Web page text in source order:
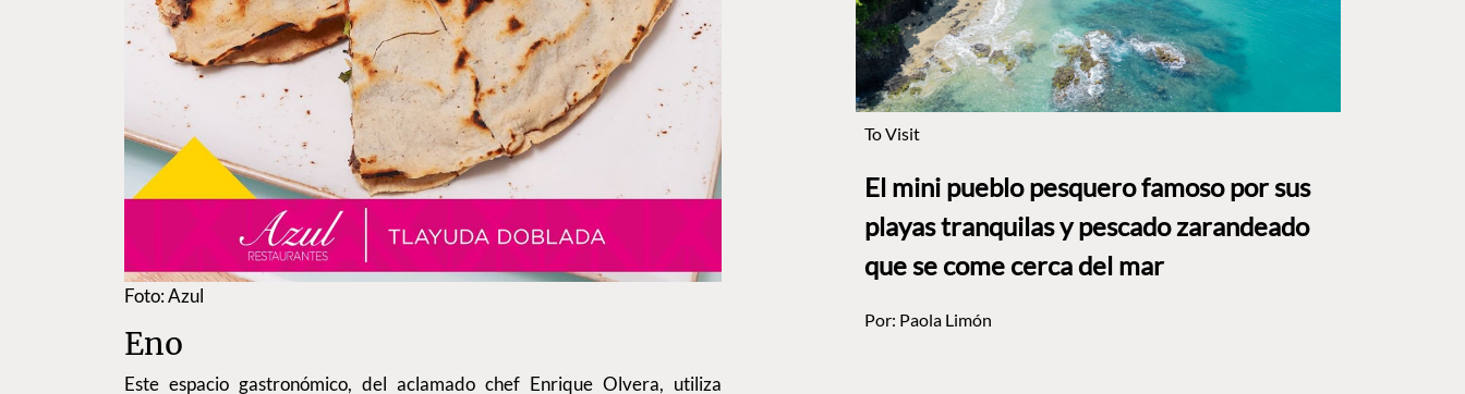
Foto: Azul
Eno
Este espacio gastronómico, del aclamado chef Enrique Olvera, utiliza
To Visit
El mini pueblo pesquero famoso por sus
playas tranquilas y pescado zarandeado
que se come cerca del mar
Por: Paola Limón